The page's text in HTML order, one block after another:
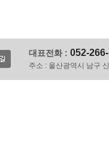
대표전화 : 052-
주소 : 울산광역시 남구